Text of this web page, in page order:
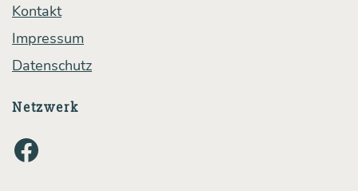
Kontakt
Impressum
Datenschutz
Netzwerk
Facebook